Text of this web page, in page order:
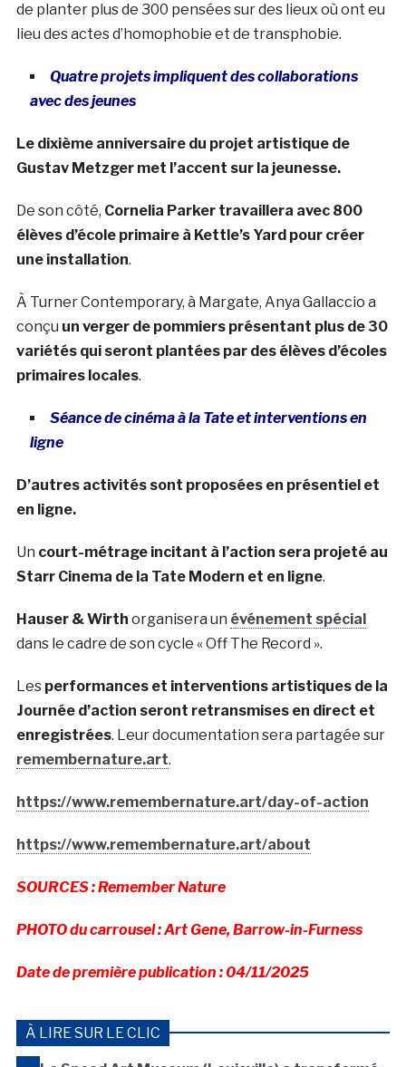
de planter plus de 300 pensées sur des lieux où ont eu
lieu des actes d’homophobie et de transphobie.
Quatre projets impliquent des collaborations
avec des jeunes
Le dixième anniversaire du projet artistique de
Gustav Metzger met l’accent sur la jeunesse.
De son côté, Cornelia Parker travaillera avec 800
élèves d’école primaire à Kettle’s Yard pour créer
une installation.
À Turner Contemporary, à Margate, Anya Gallaccio a
conçu un verger de pommiers présentant plus de 30
variétés qui seront plantées par des élèves d’écoles
primaires locales.
Séance de cinéma à la Tate etinterventions en
ligne
D’autres activités sont proposées en présentiel et
en ligne.
Un court-métrage incitant à l’action sera projeté au
Starr Cinema de la Tate Modern et en ligne.
Hauser & Wirth organisera un événement spécial
dans le cadre de son cycle « Off The Record ».
Les performances et interventions artistiques de la
Journée d’action seront retransmises en direct et
enregistrées. Leur documentation sera partagée sur
remembernature.art.
https://www.remembernature.art/day-of-action
https://www.remembernature.art/about
SOURCES : Remember Nature
PHOTO du carrousel : Art Gene, Barrow-in-Furness
Date de première publication : 04/11/2025
À LIRE SUR LE CLIC